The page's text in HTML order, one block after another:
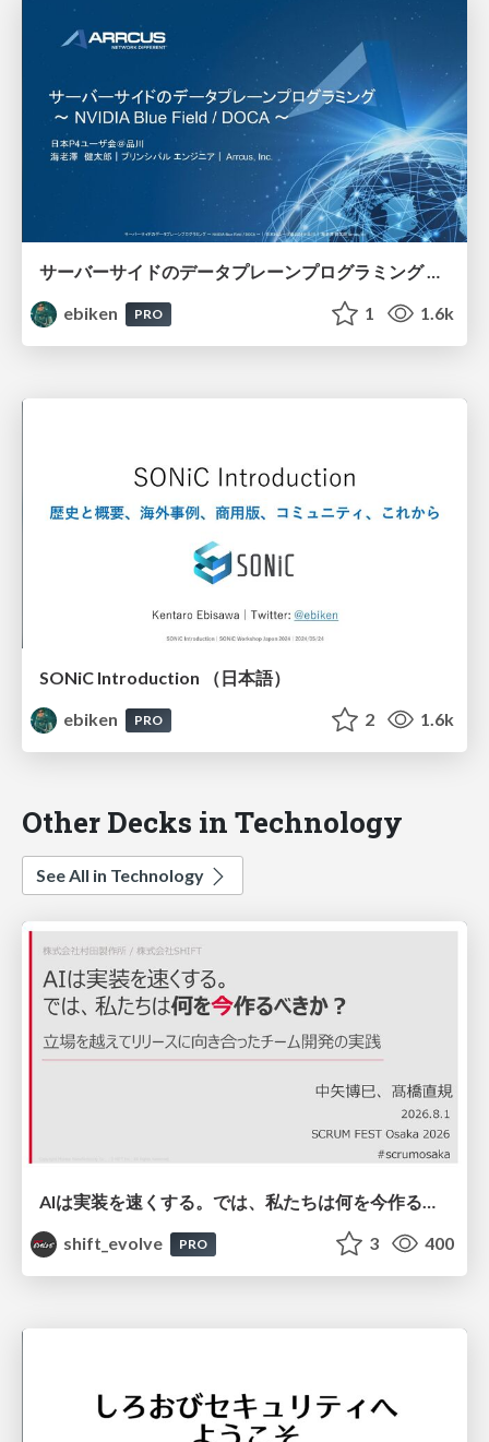
サーバーサイドのデータプレーンプログラミング 〜 NVIDIA Blue Field / DOCA 〜
ebiken
PRO 1 1.6k
SONiC Introduction （日本語）
ebiken
PRO 2 1.6k
Other Decks in Technology
See All in Technology
shift_evolve
PRO 3 400